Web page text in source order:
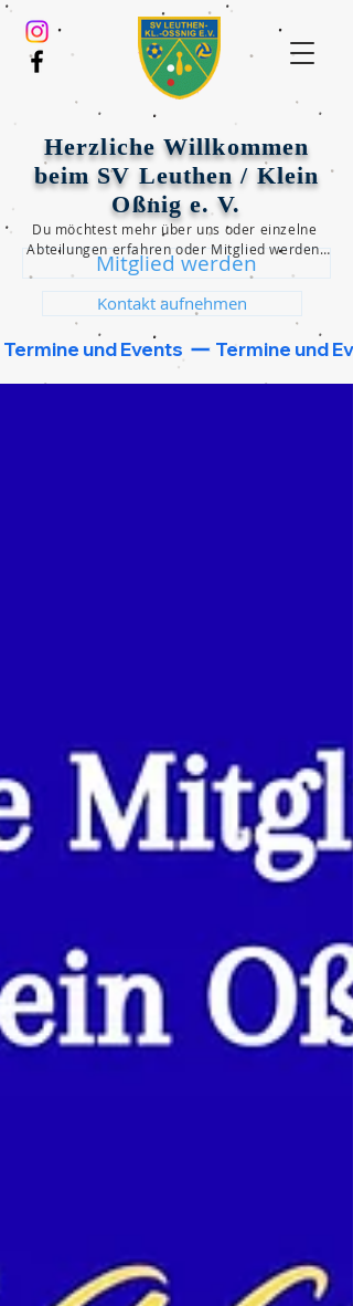
Herzliche Willkommen
beim SV Leuthen / Klein
Oßnig e. V.
Du möchtest mehr über uns oder einzelne
Abteilungen erfahren oder Mitglied werden?
Dann klicke einen der beiden unten
schnellstmöglich bei dir melden!
Mitglied werden
Kontakt aufnehmen
Termine und Events